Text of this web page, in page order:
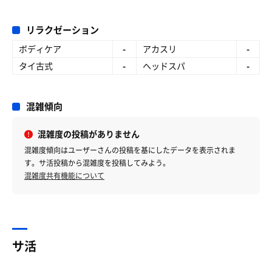
リラクゼーション
ボディケア - アカスリ
-
タイ古式
- ヘッドスパ -
混雑傾向
混雑度の投稿がありません
混雑度傾向はユーザーさんの投稿を基にしたデータを表示されま
す。サ活投稿から混雑度を投稿してみよう。
混雑度共有機能について
サ活